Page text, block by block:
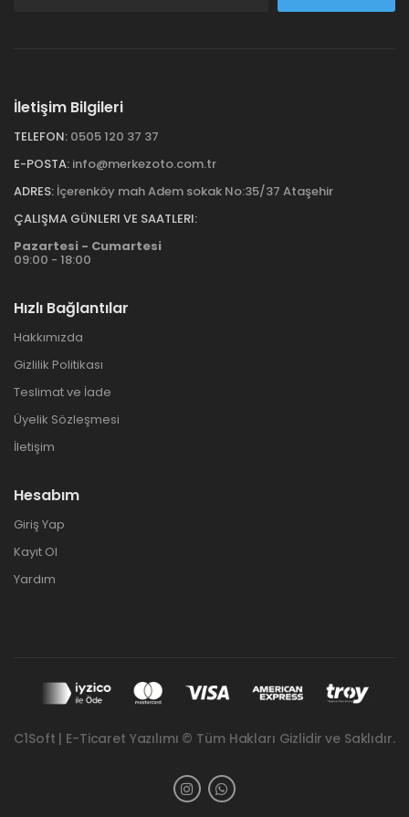
İletişim Bilgileri
TELEFON: 0505 120 37 37
E-POSTA: info@merkezoto.com.tr
ADRES: İçerenköy mah Adem sokak No:35/37 Ataşehir
ÇALIŞMA GÜNLERI VE SAATLERI:
Pazartesi - Cumartesi
09:00 - 18:00
Hızlı Bağlantılar
Hakkımızda
Gizlilik Politikası
Teslimat ve İade
Üyelik Sözleşmesi
İletişim
Hesabım
Giriş Yap
Kayıt Ol
Yardım
C1Soft | E-Ticaret Yazılımı © Tüm Hakları Gizlidir ve Saklıdır.